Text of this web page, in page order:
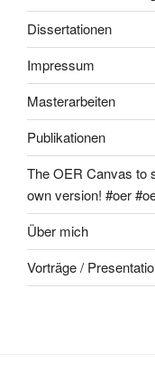
Dissertationen
Impressum
Masterarbeiten
Publikationen
The OER Canvas to
own version! #oer
Über mich
Vorträge /